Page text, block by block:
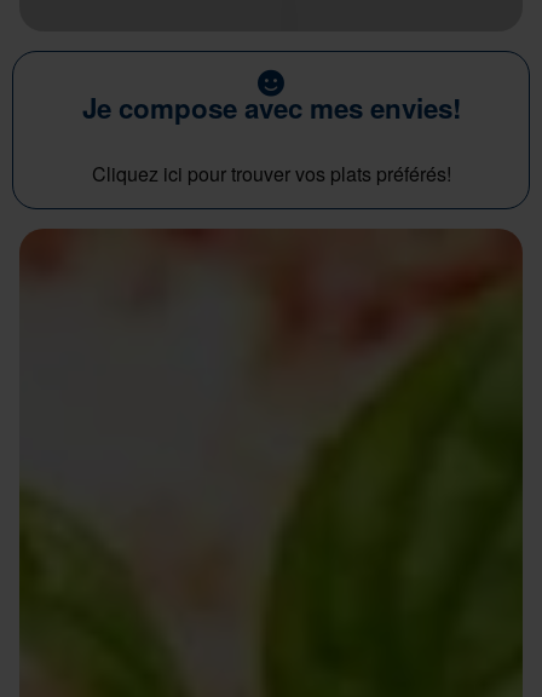
Je compose avec mes envies!
Cliquez ici pour trouver vos plats préférés!